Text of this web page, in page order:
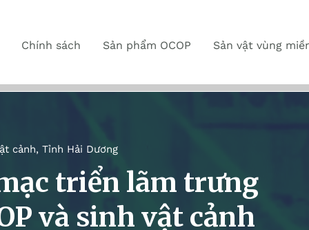
Chính sách Sản phẩm OCOP Sản vật vùng
cảnh, Tỉnh Hải Dương
triển lãm trưng
và sinh vật cảnh